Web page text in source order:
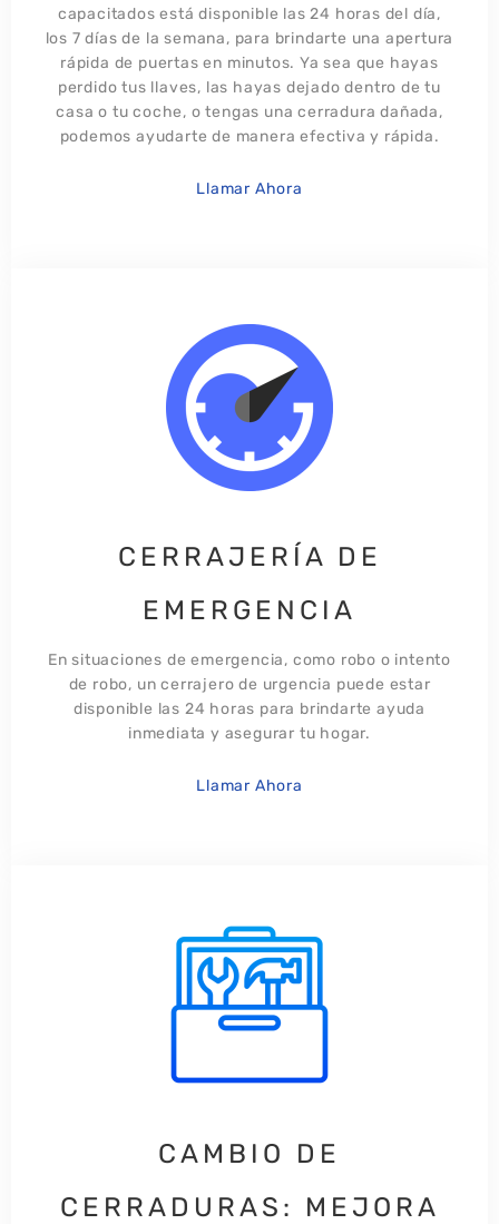
capacitados está disponible las 24 horas del día,
los 7 días de la semana, para brindarte una apertura
rápida de puertas en minutos. Ya sea que hayas
perdido tus llaves, las hayas dejado dentro de tu
casa o tu coche, o tengas una cerradura dañada,
podemos ayudarte de manera efectiva y rápida.
Llamar Ahora
CERRAJERÍA DE
EMERGENCIA
En situaciones de emergencia, como robo o intento
de robo, un cerrajero de urgencia puede estar
disponible las 24 horas para brindarte ayuda
inmediata y asegurar tu hogar.​
Llamar Ahora
CAMBIO DE
CERRADURAS: MEJORA